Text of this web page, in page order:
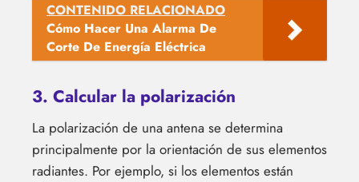
CONTENIDO RELACIONADO
Cómo Hacer Una Alarma De
Corte De Energía Eléctrica
3. Calcular la polarización
La polarización de una antena se determina
principalmente por la orientación de sus elementos
radiantes. Por ejemplo, si los elementos están